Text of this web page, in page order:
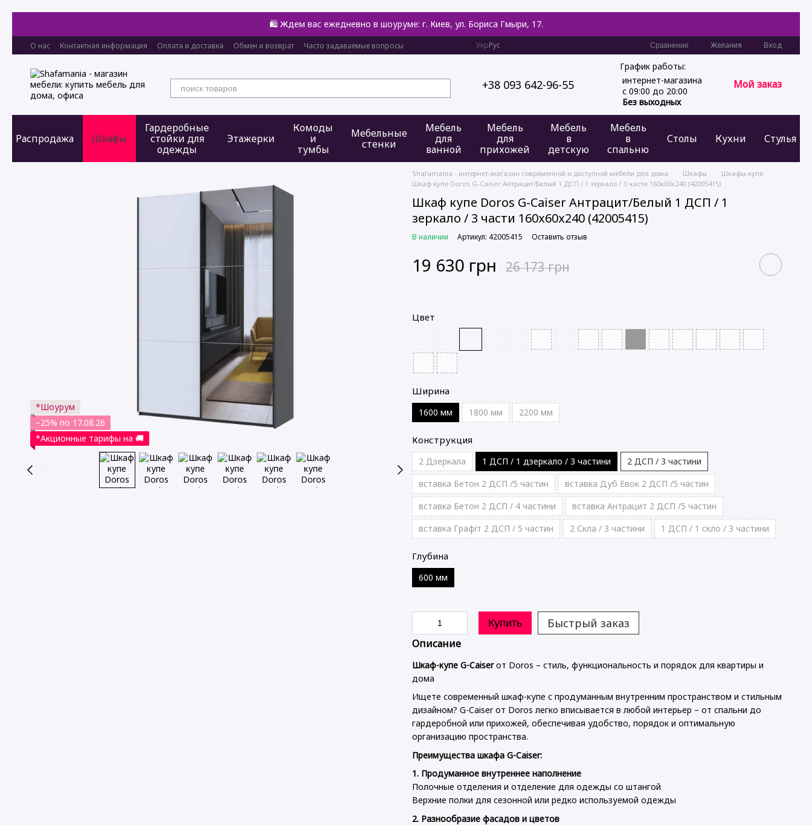
🛍️ Ждем вас ежедневно в шоуруме: г. Киев, ул. Бориса Гмыри, 17.
О нас Контактная информация Оплата и доставка Обмен и возврат Часто задаваемые вопросы УкрРус Сравнение Желания Вход
+38 093 642-96-55
График работы:
интернет-магазина
с 09:00 до 20:00
Без выходных
Мой заказ
Распродажа Шкафы
Гардеробные
стойки для
одежды
Этажерки
Комоды
и
тумбы
Мебельные
стенки
Мебель
для
ванной
Мебель
для
прихожей
Мебель
в
детскую
Мебель
в
спальню
Столы Кухни Стулья
*Шоурум
−25% по 17.08.26
*Акционные тарифы на 🚚
Shafamania - интернет-магазин современной и доступной мебели для дома Шкафы
Шкафы-купе
Шкаф купе Doros G-Caiser Антрацит/Белый 1 ДСП / 1 зеркало / 3 части 160х60х240 (42005415)
Шкаф купе Doros G-Caiser Антрацит/Белый 1 ДСП / 1
зеркало / 3 части 160х60х240 (42005415)
В наличии Артикул: 42005415 Оставить отзыв
19 630 грн 26 173 грн
Цвет
Ширина
1600 мм 1800 мм 2200 мм
Конструкция
2 Дзеркала 1 ДСП / 1 дзеркало / 3 частини
2 ДСП / 3 частини
вставка Бетон 2 ДСП /5 частин
вставка Дуб Евок 2 ДСП /5 частин
вставка Бетон 2 ДСП / 4 частини
вставка Антрацит 2 ДСП /5 частин
вставка Графіт 2 ДСП / 5 частин
2 Скла / 3 частини 1 ДСП / 1 скло / 3 частини
Глубина
600 мм
Купить Быстрый заказ
Описание
Шкаф-купе G-Caiserот Doros – стиль, функциональность и порядок для квартиры и
дома
Ищете современный шкаф-купе с продуманным внутренним пространством и стильным
дизайном? G-Caiser от Doros легко вписывается в любой интерьер – от спальни до
гардеробной или прихожей, обеспечивая удобство, порядок и оптимальную
организацию пространства.
Преимущества шкафа G-Caiser:
1. Продуманное внутреннее наполнение
Полочные отделения и отделение для одежды со штангой
Верхние полки для сезонной или редко используемой одежды
2. Разнообразие фасадов и цветов